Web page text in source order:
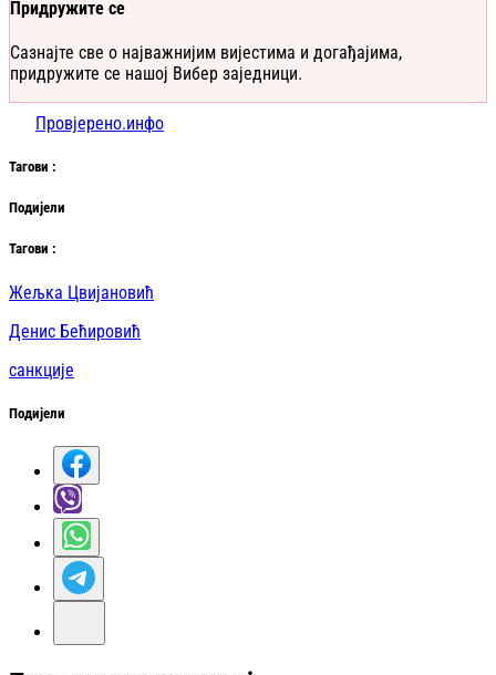
Придружите се
Сазнајте све о најважнијим вијестима и догађајима,
придружите се нашој Вибер заједници.
Провјерено.инфо
Тагови :
Подијели
Тагови :
Жељка Цвијановић
Денис Бећировић
санкције
Подијели